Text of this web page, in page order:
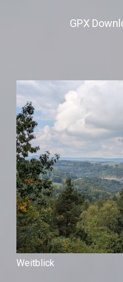
GPX
Weitblick